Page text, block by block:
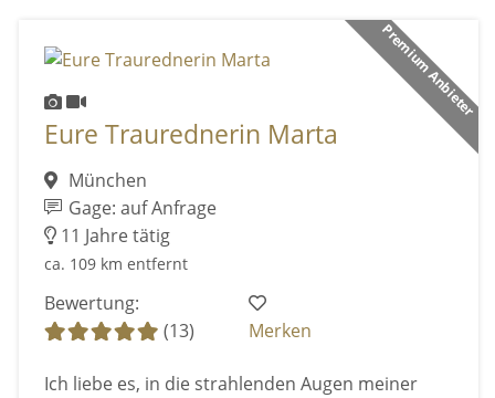
Premium Anbieter
Eure Traurednerin Marta
München
Gage: auf Anfrage
11 Jahre tätig
ca. 109 km entfernt
Bewertung:
(13)
Merken
Ich liebe es, in die strahlenden Augen meiner